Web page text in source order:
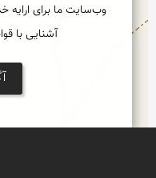
وب‌سایت ما برای ارایه
آشنایی با